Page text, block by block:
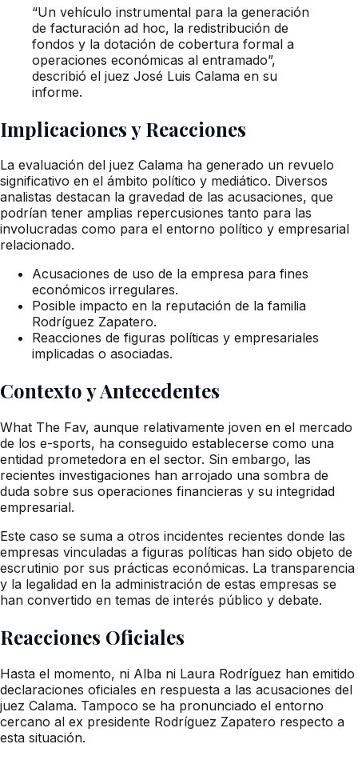
“Un vehículo instrumental para la generación
de facturación ad hoc, la redistribución de
fondos y la dotación de cobertura formal a
operaciones económicas al entramado”,
describió el juez José Luis Calama en su
informe.
Implicaciones y Reacciones
La evaluación del juez Calama ha generado un revuelo
significativo en el ámbito político y mediático. Diversos
analistas destacan la gravedad de las acusaciones, que
podrían tener amplias repercusiones tanto para las
involucradas como para el entorno político y empresarial
relacionado.
Acusaciones de uso de la empresa para fines
económicos irregulares.
Posible impacto en la reputación de la familia
Rodríguez Zapatero.
Reacciones de figuras políticas y empresariales
implicadas o asociadas.
Contexto y Antecedentes
What The Fav, aunque relativamente joven en el mercado
de los e-sports, ha conseguido establecerse como una
entidad prometedora en el sector. Sin embargo, las
recientes investigaciones han arrojado una sombra de
duda sobre sus operaciones financieras y su integridad
empresarial.
Este caso se suma a otros incidentes recientes donde las
empresas vinculadas a figuras políticas han sido objeto de
escrutinio por sus prácticas económicas. La transparencia
y la legalidad en la administración de estas empresas se
han convertido en temas de interés público y debate.
Reacciones Oficiales
Hasta el momento, ni Alba ni Laura Rodríguez han emitido
declaraciones oficiales en respuesta a las acusaciones del
juez Calama. Tampoco se ha pronunciado el entorno
cercano al ex presidente Rodríguez Zapatero respecto a
esta situación.